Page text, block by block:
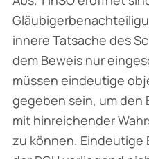
innere Tatsache des
dem Beweis nur
müssen eindeutige
gegeben sein, um den
mit hinreichender
zu können.